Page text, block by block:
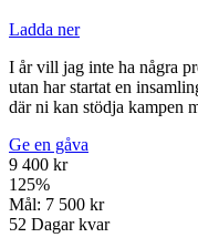
Ladda ner
I år vill jag inte ha några
utan har startat en
där ni kan stödja kampen
Ge en gåva
9 400 kr
125%
Mål: 7 500 kr
52 Dagar kvar